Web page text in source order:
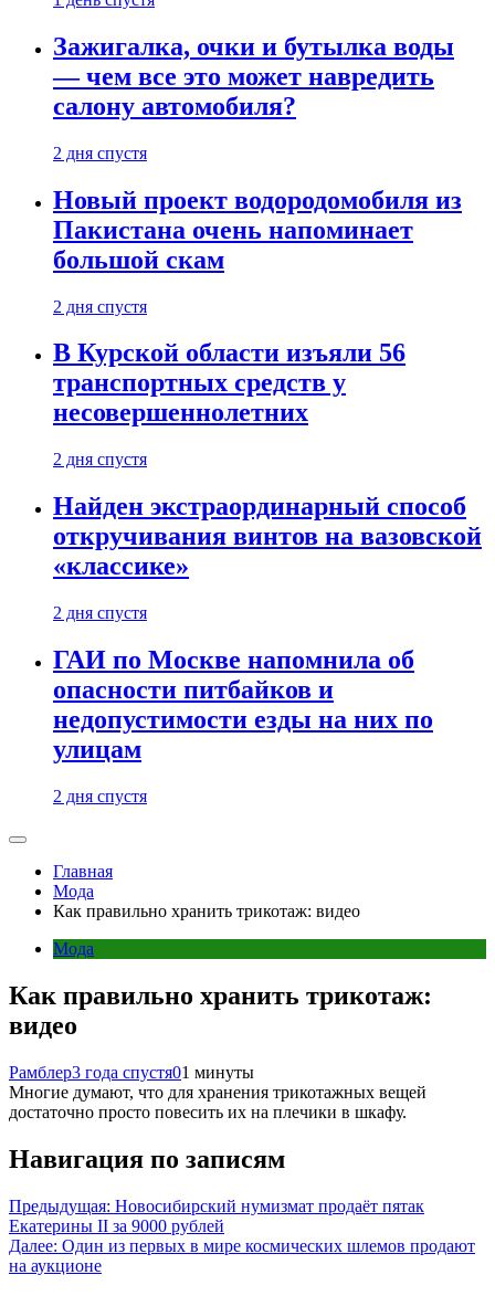
Зажигалка, очки и бутылка воды
— чем все это может навредить
салону автомобиля?
2 дня спустя
Новый проект водородомобиля из
Пакистана очень напоминает
большой скам
2 дня спустя
В Курской области изъяли 56
транспортных средств у
несовершеннолетних
2 дня спустя
Найден экстраординарный способ
откручивания винтов на вазовской
«классике»
2 дня спустя
ГАИ по Москве напомнила об
опасности питбайков и
недопустимости езды на них по
улицам
2 дня спустя
Главная
Мода
Как правильно хранить трикотаж: видео
Мода
Как правильно хранить трикотаж:
видео
Рамблер3 года спустя01 минуты
Многие думают, что для хранения трикотажных вещей
достаточно просто повесить их на плечики в шкафу.
Навигация по записям
Предыдущая: Новосибирский нумизмат продаёт пятак
Екатерины II за 9000 рублей
Далее: Один из первых в мире космических шлемов продают
на аукционе